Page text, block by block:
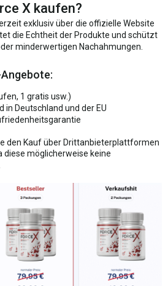
X kaufen?
exklusiv über die offizielle Website
die Echtheit der Produkte und schützt
minderwertigen Nachahmungen.
1 gratis usw.)
in Deutschland und der EU
den Kauf über Drittanbieterplattformen
diese möglicherweise keine